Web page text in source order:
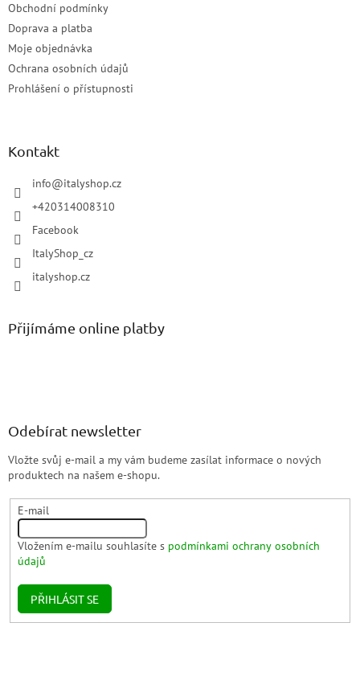
Obchodní podmínky
Doprava a platba
Moje objednávka
Ochrana osobních údajů
Prohlášení o přístupnosti
Kontakt
info@italyshop.cz
+420314008310
Facebook
ItalyShop_cz
italyshop.cz
Přijímáme online platby
Odebírat newsletter
Vložte svůj e-mail a my vám budeme zasílat informace o nových
produktech na našem e-shopu.
E-mail
Vložením e-mailu souhlasíte s podmínkami ochrany osobních
údajů
PŘIHLÁSIT SE